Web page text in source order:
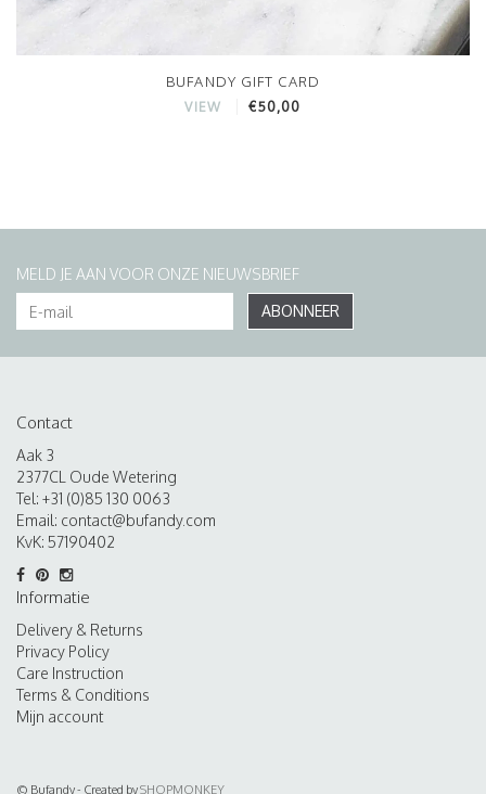
BUFANDY GIFT CARD
VIEW €50,00
MELD JE AAN VOOR ONZE NIEUWSBRIEF
ABONNEER
Contact
Aak 3
2377CL Oude Wetering
Tel: +31 (0)85 130 0063
Email: contact@bufandy.com
KvK: 57190402
Informatie
Delivery & Returns
Privacy Policy
Care Instruction
Terms & Conditions
Mijn account
© Bufandy - Created bySHOPMONKEY